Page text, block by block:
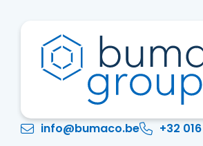
info@bumaco.be +32